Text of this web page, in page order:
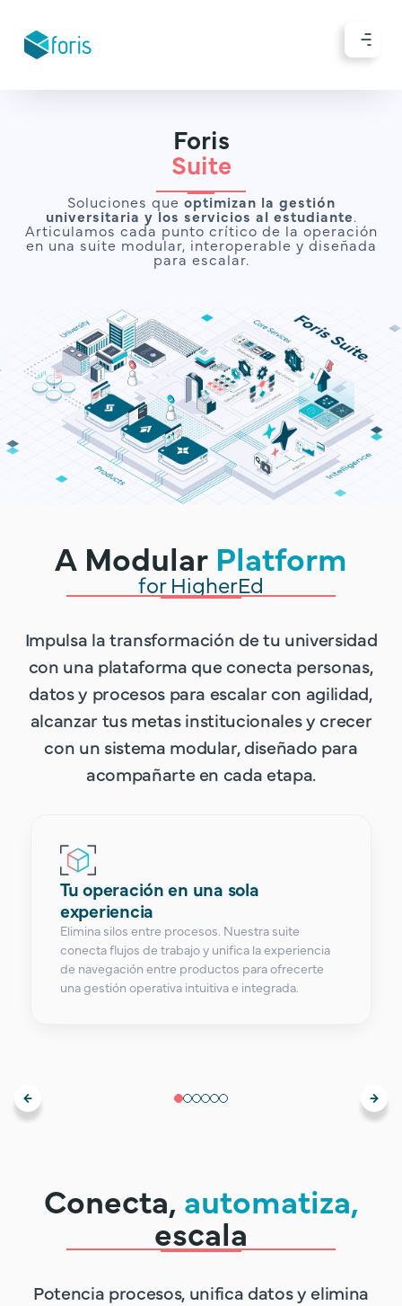
Foris
Suite
Soluciones que optimizan la gestión
universitaria y los servicios al estudiante.
Articulamos cada punto crítico de la operación
en una suite modular, interoperable y diseñada
para escalar.
A Modular Platform
for HigherEd
Impulsa la transformación de tu universidad
con una plataforma que conecta personas,
datos y procesos para escalar con agilidad,
alcanzar tus metas institucionales y crecer
con un sistema modular, diseñado para
acompañarte en cada etapa.
Tu operación en una sola
experiencia
Elimina silos entre procesos. Nuestra suite
conecta flujos de trabajo y unifica la experiencia
de navegación entre productos para ofrecerte
una gestión operativa intuitiva e integrada.
Conecta, automatiza,
escala
Potencia procesos, unifica datos y elimina